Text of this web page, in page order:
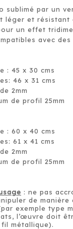
sublimé par un
léger et résistant
un effet
avec des
: 45 x 30 cms
46 x 31 cms
2mm
de profil 25mm
: 60 x 40 cms
61 x 41 cms
2mm
de profil 25mm
: ne pas
de
exemple type
l’œuvre doit
fil métallique).